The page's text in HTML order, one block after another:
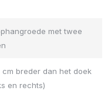
met twee
cm breder dan het doek
en rechts)